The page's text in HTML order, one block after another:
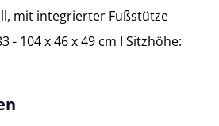
mit integrierter Fußstütze
- 104 x 46 x 49 cm I Sitzhöhe: